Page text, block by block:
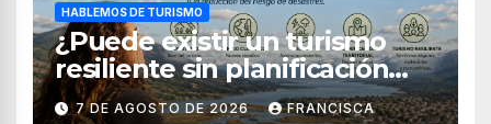
HABLEMOS DE TURISMO
¿Puede existir un turismo
resiliente sin planificación
territorial?
7 DE AGOSTO DE 2026 FRANCISCA